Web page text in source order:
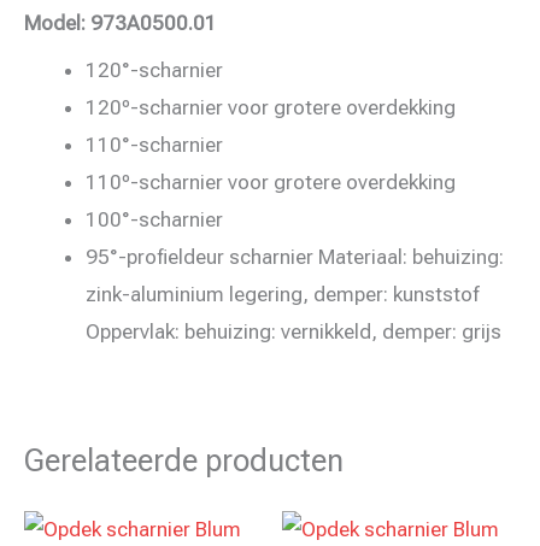
Model: 973A0500.01
120°-scharnier
120º-scharnier voor grotere overdekking
110°-scharnier
110º-scharnier voor grotere overdekking
100°-scharnier
95°-profieldeur scharnier Materiaal: behuizing:
zink-aluminium legering, demper: kunststof
Oppervlak: behuizing: vernikkeld, demper: grijs
Gerelateerde producten